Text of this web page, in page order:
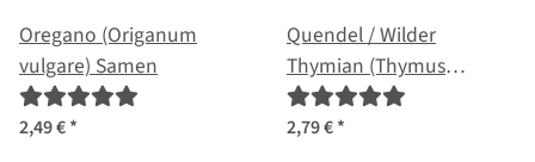
Oregano (Origanum
vulgare) Samen
2,49 €*
Quendel / Wilder
Thymian (Thymus
pulegioides) Samen
2,79 €*